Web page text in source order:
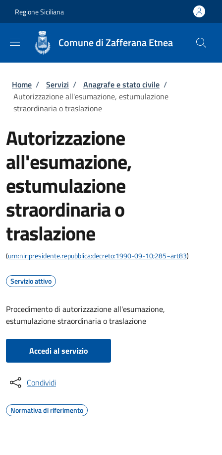
Regione Siciliana
Comune di Zafferana Etnea
Briciole di pane
Home / Servizi / Anagrafe e stato civile /
Autorizzazione all'esumazione, estumulazione
straordinaria o traslazione
Autorizzazione
all'esumazione,
estumulazione
straordinaria o
traslazione
(urn:nir:presidente.repubblica:decreto:1990-09-10;285~art83)
Servizio attivo
Procedimento di autorizzazione all'esumazione,
estumulazione straordinaria o traslazione
Accedi al servizio
Condividi
Normativa di riferimento